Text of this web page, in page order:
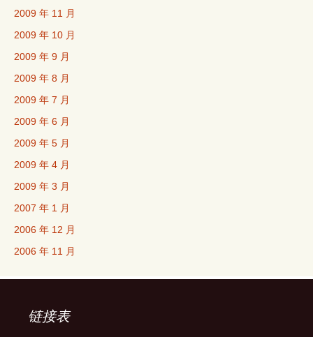
2009 年 11 月
2009 年 10 月
2009 年 9 月
2009 年 8 月
2009 年 7 月
2009 年 6 月
2009 年 5 月
2009 年 4 月
2009 年 3 月
2007 年 1 月
2006 年 12 月
2006 年 11 月
链接表